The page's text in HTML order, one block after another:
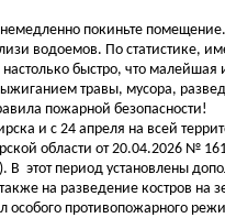
покиньте помещение.
водоемов. По статистике,
быстро, что
травы, мусора,
пожарной безопасности!
и с 24 апреля на всей
области от 20.04.2026 №
). В этот период установлены
на разведение костров на
особого противопожарного